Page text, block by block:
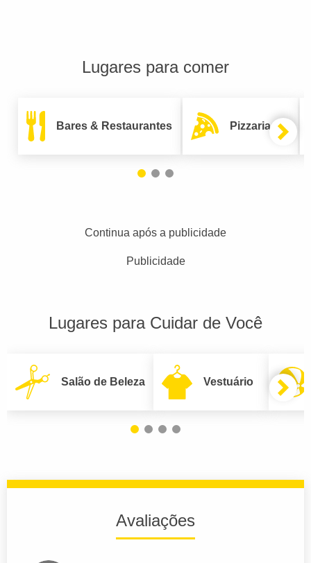
Lugares para comer
Bares & Restaurantes Pizzarias
Continua após a publicidade
Publicidade
Lugares para Cuidar de Você
Salão de Beleza Vestuário
Avaliações